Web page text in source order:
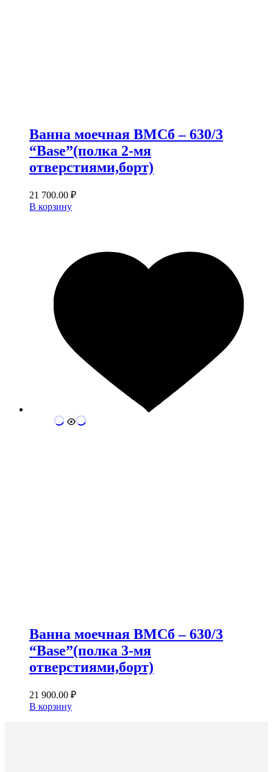
Ванна моечная ВМСб – 630/3
“Base”(полка 2-мя
отверстиями,борт)
21 700.00 ₽
В корзину
Ванна моечная ВМСб – 630/3
“Base”(полка 3-мя
отверстиями,борт)
21 900.00 ₽
В корзину